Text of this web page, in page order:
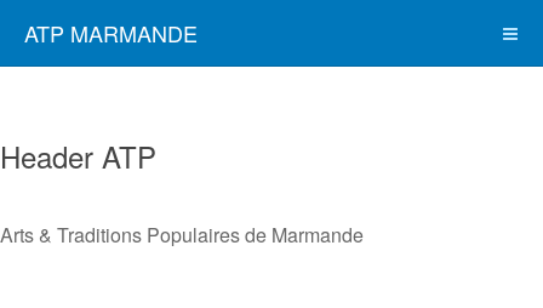
ATP MARMANDE
Header ATP
Arts & Traditions Populaires de Marmande